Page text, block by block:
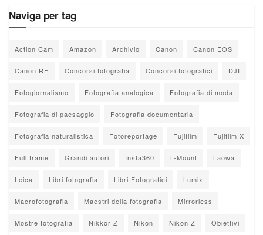
Naviga per tag
Action Cam Amazon Archivio Canon Canon EOS
Canon RF Concorsi fotografia Concorsi fotografici DJI
Fotogiornalismo Fotografia analogica Fotografia di moda
Fotografia di paesaggio Fotografia documentaria
Fotografia naturalistica Fotoreportage Fujifilm Fujifilm X
Full frame Grandi autori Insta360 L-Mount Laowa
Leica Libri fotografia Libri Fotografici Lumix
Macrofotografia Maestri della fotografia Mirrorless
Mostre fotografia Nikkor Z Nikon Nikon Z Obiettivi